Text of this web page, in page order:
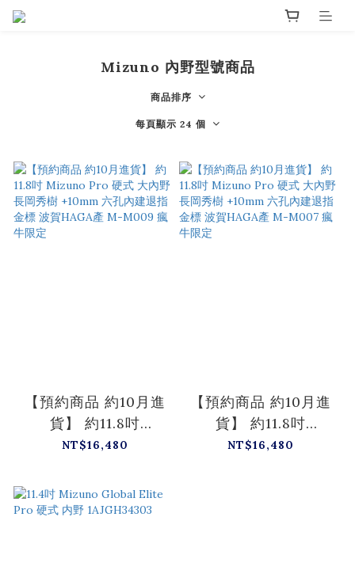
Mizuno 內野型號商品
商品排序
每頁顯示 24 個
【預約商品 約10月進
貨】 約11.8吋
Mizuno Pro 硬式 大
六孔內建退指 金標 波
賀HAGA產 M-M009
NT$16,480
【預約商品 約10月進
貨】 約11.8吋
Mizuno Pro 硬式 大
NT$16,480